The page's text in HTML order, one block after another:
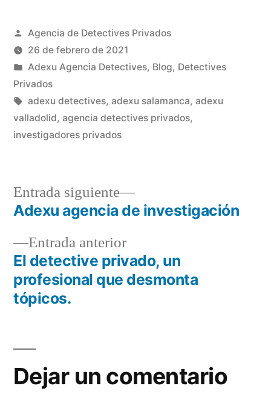
Agencia de Detectives Privados
26 de febrero de 2021
Adexu Agencia Detectives, Blog, Detectives
Privados
adexu detectives, adexu salamanca, adexu
valladolid, agencia detectives privados,
investigadores privados
Entrada anterior
El detective privado, un
profesional que desmonta
tópicos.
Entrada siguiente
Adexu agencia de investigación
Dejar un comentario